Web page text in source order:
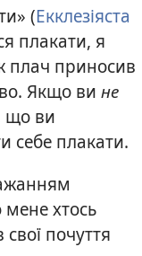
(Екклезіяста
плакати, я
плач приносив
Якщо ви не
що ви
себе плакати.
хтось
почуття